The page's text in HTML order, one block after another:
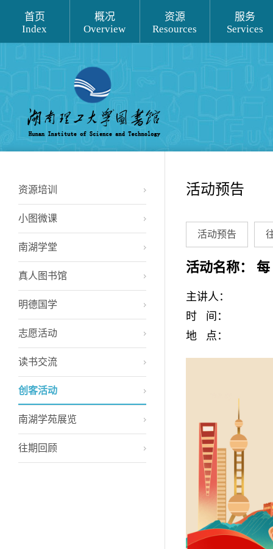
首页
Index
概况
Overview
资源
Resources
服务
Services
资源培训
小图微课
南湖学堂
真人图书馆
明德国学
志愿活动
读书交流
创客活动
南湖学苑展览
往期回顾
活动预告
活动预告
活动名称：
主讲人：
时 间：
地 点：